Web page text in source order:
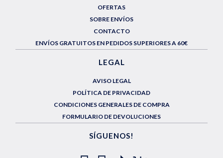
OFERTAS
SOBRE ENVÍOS
CONTACTO
ENVÍOS GRATUITOS EN PEDIDOS SUPERIORES A 60€
LEGAL
AVISO LEGAL
POLÍTICA DE PRIVACIDAD
CONDICIONES GENERALES DE COMPRA
FORMULARIO DE DEVOLUCIONES
SÍGUENOS!